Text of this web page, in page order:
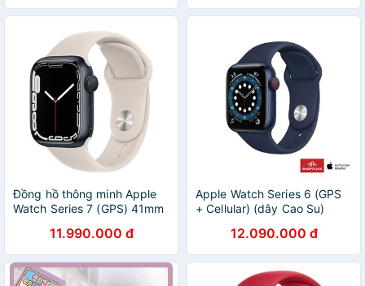
Đồng hồ thông minh Apple
Watch Series 7 (GPS) 41mm
11.990.000 đ
Apple Watch Series 6 (GPS
+ Cellular) (dây Cao Su)
12.090.000 đ